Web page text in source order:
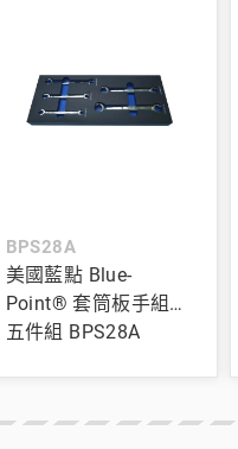
BPS28A
美國藍點 Blue-
Point® 套筒板手組合
五件組 BPS28A